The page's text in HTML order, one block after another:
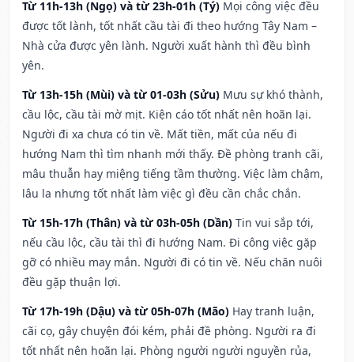
Từ 11h-13h (Ngọ) và từ 23h-01h (Tý) Mọi công việc đều
được tốt lành, tốt nhất cầu tài đi theo hướng Tây Nam –
Nhà cửa được yên lành. Người xuất hành thì đều bình
yên.
Từ 13h-15h (Mùi) và từ 01-03h (Sửu) Mưu sự khó thành,
cầu lộc, cầu tài mờ mịt. Kiện cáo tốt nhất nên hoãn lại.
Người đi xa chưa có tin về. Mất tiền, mất của nếu đi
hướng Nam thì tìm nhanh mới thấy. Đề phòng tranh cãi,
mâu thuẫn hay miệng tiếng tầm thường. Việc làm chậm,
lâu la nhưng tốt nhất làm việc gì đều cần chắc chắn.
Từ 15h-17h (Thân) và từ 03h-05h (Dần) Tin vui sắp tới,
nếu cầu lộc, cầu tài thì đi hướng Nam. Đi công việc gặp
gỡ có nhiều may mắn. Người đi có tin về. Nếu chăn nuôi
đều gặp thuận lợi.
Từ 17h-19h (Dậu) và từ 05h-07h (Mão) Hay tranh luận,
cãi cọ, gây chuyện đói kém, phải đề phòng. Người ra đi
tốt nhất nên hoãn lại. Phòng người người nguyền rủa,